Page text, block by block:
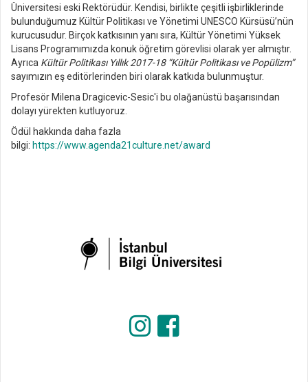
Üniversitesi eski Rektörüdür. Kendisi, birlikte çeşitli işbirliklerinde
bulunduğumuz Kültür Politikası ve Yönetimi UNESCO Kürsüsü’nün
kurucusudur. Birçok katkısının yanı sıra, Kültür Yönetimi Yüksek
Lisans Programımızda konuk öğretim görevlisi olarak yer almıştır.
Ayrıca Kültür Politikası Yıllık 2017-18 “Kültür Politikası ve Popülizm”
sayımızın eş editörlerinden biri olarak katkıda bulunmuştur.
Profesör Milena Dragicevic-Sesic'i bu olağanüstü başarısından
dolayı yürekten kutluyoruz.
Ödül hakkında daha fazla
bilgi: https://www.agenda21culture.net/award